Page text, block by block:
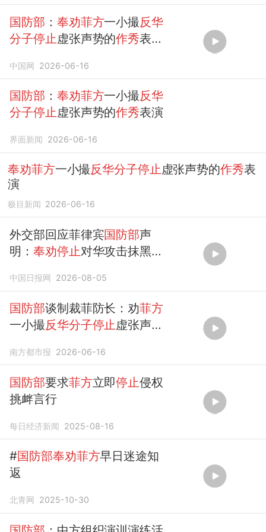
国防部 ： 奉劝菲方一小撮反华
分子停止虚张声势的作秀表演
分子停止虚张声势的
中国网 2026-06-16
国防部 ： 奉劝菲方一小撮反华
分子停止虚张声势的作秀表演
界面新闻 2026-06-16
奉劝菲方一小撮反华分子停止虚张声势的作秀表
演
极目新闻 2026-06-16
外交部回应菲律宾国防部声
明：奉劝停止对华攻击抹黑，
中国日报网 2026-08-05
国防部谈制裁菲防长：劝菲方
一小撮反华分子停止虚张声势
南方都市报 2026-06-16
国防部要求菲方立即停止侵权
挑衅言行
每日经济新闻 2025-08-16
#国防部奉劝菲方早日迷途知
返
北青网 2025-10-30